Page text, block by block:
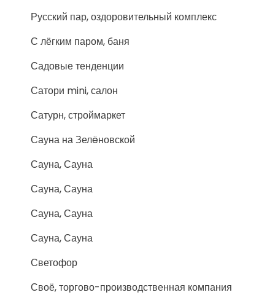
Русский пар, оздоровительный комплекс
С лёгким паром, баня
Садовые тенденции
Сатори mini, салон
Сатурн, строймаркет
Сауна на Зелëновской
Сауна, Сауна
Сауна, Сауна
Сауна, Сауна
Сауна, Сауна
Светофор
Своё, торгово-производственная компания